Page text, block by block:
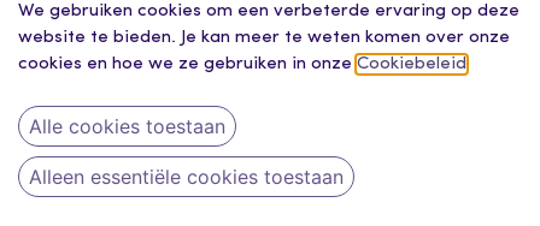
We gebruiken cookies om een verbeterde ervaring op deze
website te bieden. Je kan meer te weten komen over onze
cookies en hoe we ze gebruiken in onze Cookiebeleid
Alle cookies toestaan
Alleen essentiële cookies toestaan